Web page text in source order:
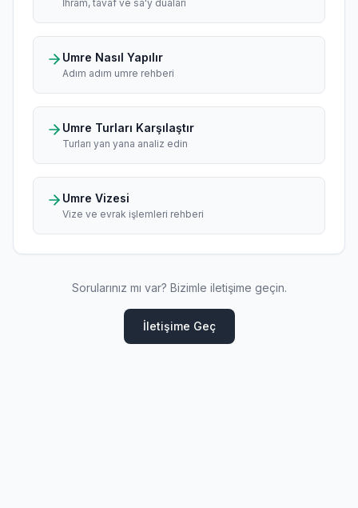
İhram, tavaf ve sa'y duaları
Umre Nasıl Yapılır
Adım adım umre rehberi
Umre Turları Karşılaştır
Turları yan yana analiz edin
Umre Vizesi
Vize ve evrak işlemleri rehberi
Sorularınız mı var? Bizimle iletişime geçin.
İletişime Geç